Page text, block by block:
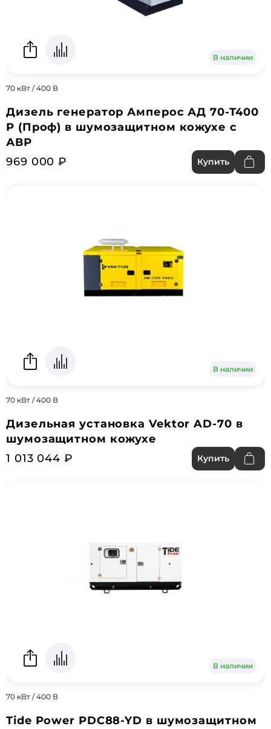
В наличии
70 кВт / 400 В
Дизель генератор Амперос АД 70-Т400
P (Проф) в шумозащитном кожухе с
АВР
969 000 ₽
Купить
В наличии
70 кВт / 400 В
Дизельная установка Vektor AD-70 в
шумозащитном кожухе
1 013 044 ₽
Купить
В наличии
70 кВт / 400 В
Tide Power PDC88-YD в шумозащитном